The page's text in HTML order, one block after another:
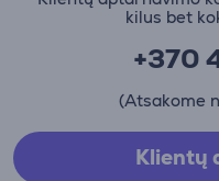
kilus bet
+370
(Atsakome
Klientų